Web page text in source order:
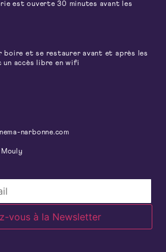
est ouverte 30 minutes avant les
boire et se restaurer avant et après les
accès libre en wifi
narbonne.com